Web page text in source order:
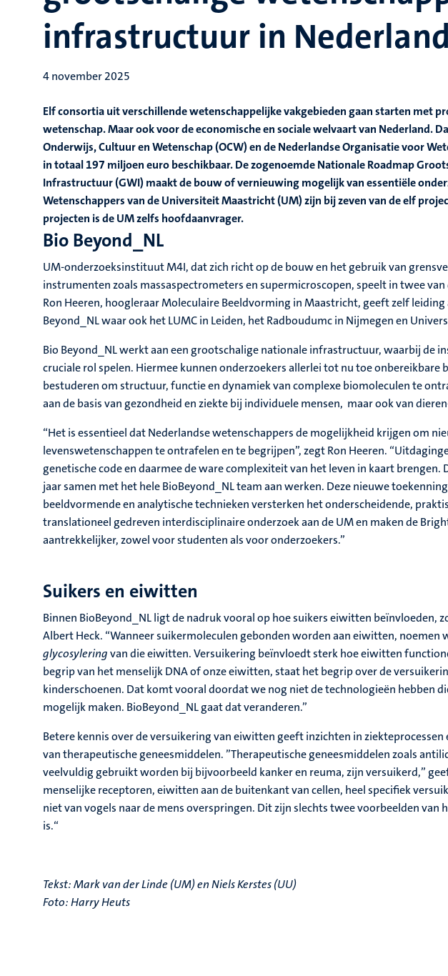
infrastructuur in Nederland
4 november 2025
Elf consortia uit verschillende wetenschappelijke vakgebieden gaan starten met
wetenschap. Maar ook voor de economische en sociale welvaart van Nederland.
Onderwijs, Cultuur en Wetenschap (OCW) en de Nederlandse Organisatie voor
in totaal 197 miljoen euro beschikbaar. De zogenoemde Nationale Roadmap
Infrastructuur (GWI) maakt de bouw of vernieuwing mogelijk van essentiële
Wetenschappers van de Universiteit Maastricht (UM) zijn bij zeven van de elf
projecten is de UM zelfs hoofdaanvrager.
Bio Beyond_NL
UM-onderzoeksinstituut M4I, dat zich richt op de bouw en het gebruik van
instrumenten zoals massaspectrometers en supermicroscopen, speelt in twee
Ron Heeren, hoogleraar Moleculaire Beeldvorming in Maastricht, geeft zelf
Beyond_NL waar ook het LUMC in Leiden, het Radboudumc in Nijmegen en
Bio Beyond_NL werkt aan een grootschalige nationale infrastructuur, waarbij de
cruciale rol spelen. Hiermee kunnen onderzoekers allerlei tot nu toe onbereikbare
bestuderen om structuur, functie en dynamiek van complexe biomoleculen te
aan de basis van gezondheid en ziekte bij individuele mensen, maar ook van
“Het is essentieel dat Nederlandse wetenschappers de mogelijkheid krijgen om
levenswetenschappen te ontrafelen en te begrijpen”, zegt Ron Heeren.
genetische code en daarmee de ware complexiteit van het leven in kaart brengen.
jaar samen met het hele BioBeyond_NL team aan werken. Deze nieuwe
beeldvormende en analytische technieken versterken het onderscheidende,
translationeel gedreven interdisciplinaire onderzoek aan de UM en maken de
aantrekkelijker, zowel voor studenten als voor onderzoekers.”
Suikers en eiwitten
Binnen BioBeyond_NL ligt de nadruk vooral op hoe suikers eiwitten beïnvloeden,
Albert Heck. “Wanneer suikermoleculen gebonden worden aan eiwitten, noemen
glycosyleringvan die eiwitten. Versuikering beïnvloedt sterk hoe eiwitten
begrip van het menselijk DNA of onze eiwitten, staat het begrip over de
kinderschoenen. Dat komt vooral doordat we nog niet de technologieën hebben
mogelijk maken. BioBeyond_NL gaat dat veranderen.”
Betere kennis over de versuikering van eiwitten geeft inzichten in
van therapeutische geneesmiddelen. ”Therapeutische geneesmiddelen zoals
veelvuldig gebruikt worden bij bijvoorbeeld kanker en reuma, zijn versuikerd,”
menselijke receptoren, eiwitten aan de buitenkant van cellen, heel specifiek
niet van vogels naar de mens overspringen. Dit zijn slechts twee voorbeelden
is.“
Tekst: Mark van der Linde (UM) en Niels Kerstes (UU)
Foto: Harry Heuts